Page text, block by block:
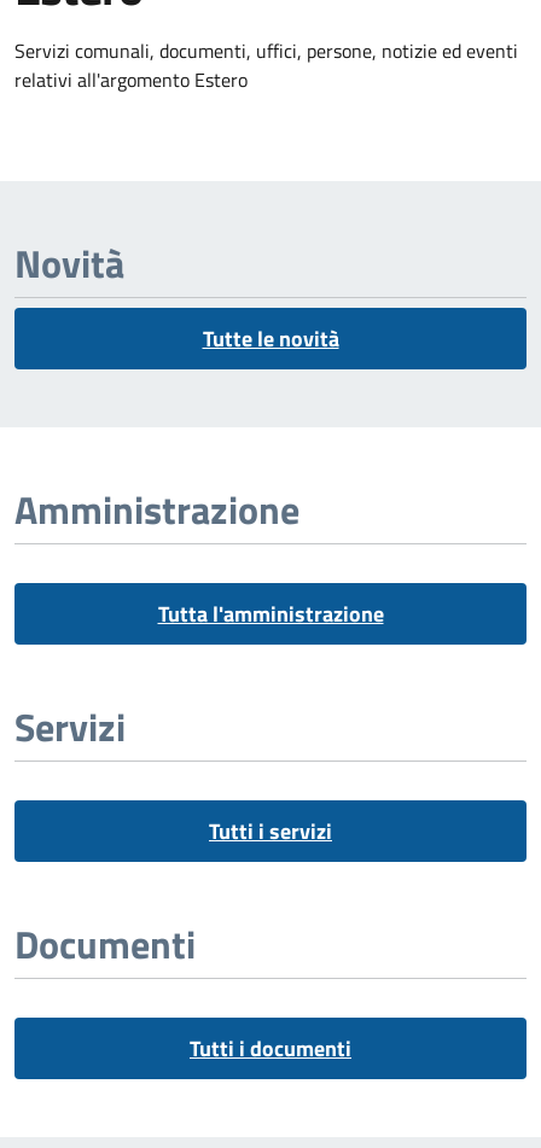
Dettagli dell'argomento
Servizi comunali, documenti, uffici, persone, notizie ed eventi
relativi all'argomento Estero
Novità
Tutte le novità
Amministrazione
Tutta l'amministrazione
Servizi
Tutti i servizi
Documenti
Tutti i documenti